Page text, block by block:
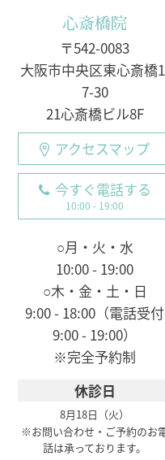
心斎橋院
〒542-0083
大阪市中央区東心斎橋
7-30
21心斎橋ビル8F
アクセスマップ
今すぐ電話する
10:00 - 19:00
○月・火・水
10:00 - 19:00
○木・金・土・日
9:00 - 18:00（電話受付
9:00 - 19:00）
※完全予約制
休診日
8月18日（火）
※お問い合わせ・ご予約のお
話は承っております。